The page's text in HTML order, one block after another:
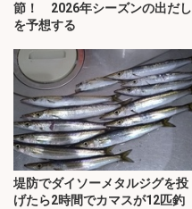
節！ 2026年シーズンの出だし
を予想する
堤防でダイソーメタルジグを投
げたら2時間でカマスが12匹釣